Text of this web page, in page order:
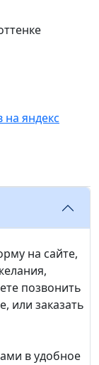
на яндекс
на сайте,
позвонить
или заказать
в удобное